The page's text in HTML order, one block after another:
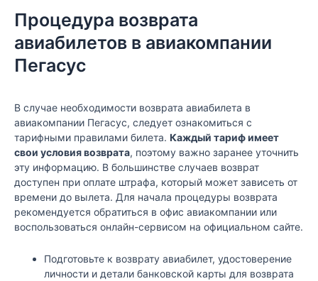
Процедура возврата
авиабилетов в авиакомпании
Пегасус
В случае необходимости возврата авиабилета в
авиакомпании Пегасус, следует ознакомиться с
тарифными правилами билета. Каждый тариф имеет
свои условия возврата, поэтому важно заранее уточнить
эту информацию. В большинстве случаев возврат
доступен при оплате штрафа, который может зависеть от
времени до вылета. Для начала процедуры возврата
рекомендуется обратиться в офис авиакомпании или
воспользоваться онлайн-сервисом на официальном сайте.
Подготовьте к возврату авиабилет, удостоверение
личности и детали банковской карты для возврата